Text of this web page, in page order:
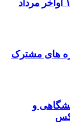
نتایج نهایی آزمون دکتری سال ۱۴۰۵ اواخر مرداد
های مشترک
و